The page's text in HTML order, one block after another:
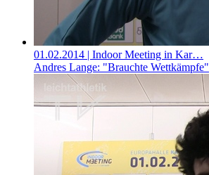
01.02.2014 | Indoor Meeting in Kar…
Andres Lange: "Brauchte Wettkämpfe"